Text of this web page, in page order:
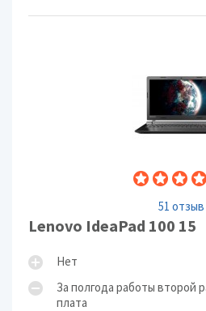
51 отзыв
Lenovo IdeaPad 100 15
Нет
За полгода работы второй
плата